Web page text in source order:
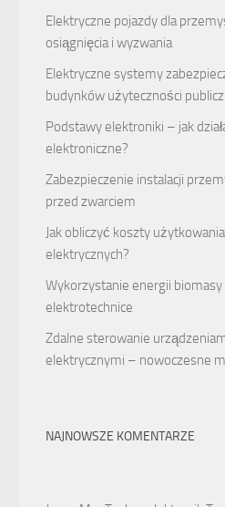
Elektryczne pojazdy dla
osiągnięcia i wyzwania
Elektryczne systemy
budynków użyteczności
Podstawy elektroniki – jak
elektroniczne?
Zabezpieczenie instalacji
przed zwarciem
Jak obliczyć koszty
elektrycznych?
Wykorzystanie energii biomasy
elektrotechnice
Zdalne sterowanie
elektrycznymi – nowoczesne
NAJNOWSZE KOMENTARZE